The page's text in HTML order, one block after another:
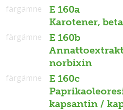
E 160a
Karotener,
färgämne
E 160b
norbixin
färgämne
E 160c
kapsantin /
färgämne